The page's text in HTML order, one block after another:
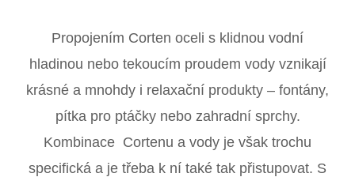
Propojením Corten oceli s klidnou vodní
hladinou nebo tekoucím proudem vody vznikají
krásné a mnohdy i relaxační produkty – fontány,
pítka pro ptáčky nebo zahradní sprchy.
Kombinace Cortenu a vody je však trochu
specifická a je třeba k ní také tak přistupovat. S